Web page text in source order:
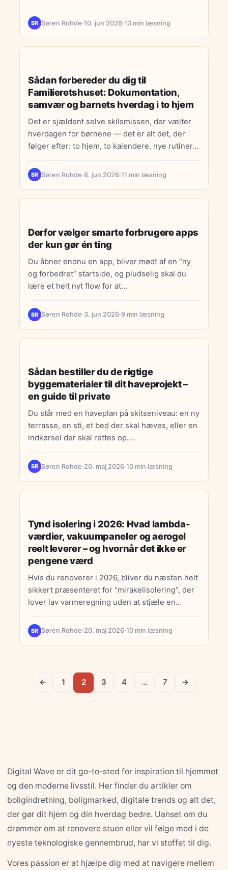
SR Søren Rohde·10. jun 2026·13 min læsning
Sådan forbereder du dig til
Familieretshuset: Dokumentation,
samvær og barnets hverdag i to hjem
Det er sjældent selve skilsmissen, der vælter
hverdagen for børnene — det er alt det, der
følger efter: to hjem, to kalendere, nye rutiner…
SR Søren Rohde·8. jun 2026·11 min læsning
Derfor vælger smarte forbrugere apps
der kun gør én ting
Du åbner endnu en app, bliver mødt af en “ny
og forbedret” startside, og pludselig skal du
lære et helt nyt flow for at…
SR Søren Rohde·3. jun 2026·9 min læsning
Sådan bestiller du de rigtige
byggematerialer til dit haveprojekt –
en guide til private
Du står med en haveplan på skitseniveau: en ny
terrasse, en sti, et bed der skal hæves, eller en
indkørsel der skal rettes op.…
SR Søren Rohde·20. maj 2026·10 min læsning
Tynd isolering i 2026: Hvad lambda-
værdier, vakuumpaneler og aerogel
reelt leverer – og hvornår det ikke er
pengene værd
Hvis du renoverer i 2026, bliver du næsten helt
sikkert præsenteret for “mirakelisolering”, der
lover lav varmeregning uden at stjæle en
SR Søren Rohde·20. maj 2026·10 min læsning
← 1 2 3 4 … 7 →
Digital Wave er dit go-to-sted for inspiration til hjemmet
og den moderne livsstil. Her finder du artikler om
boligindretning, boligmarked, digitale trends og alt det,
der gør dit hjem og din hverdag bedre. Uanset om du
drømmer om at renovere stuen eller vil følge med i de
nyeste teknologiske gennembrud, har vi stoffet til dig.
Vores passion er at hjælpe dig med at navigere mellem